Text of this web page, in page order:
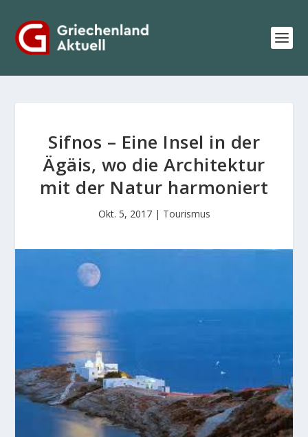
Sifnos – Eine Insel in der
Ägäis, wo die Architektur
mit der Natur harmoniert
Okt. 5, 2017| Tourismus